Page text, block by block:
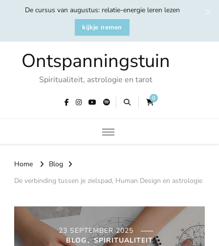
De cursus van augustus: relatie-energie leren lezen
kijkje nemen
Ontspanningstuin
Spiritualiteit, astrologie en tarot
0
Home
Blog
De verbinding tussen je zielspad, Human Design en astrologie
23 SEPTEMBER 2025
BLOG
SPIRITUALITEIT